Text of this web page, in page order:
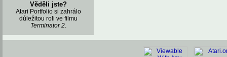
Věděli jste?
Atari Portfolio si zahrálo
důležitou roli ve filmu
Terminator 2.